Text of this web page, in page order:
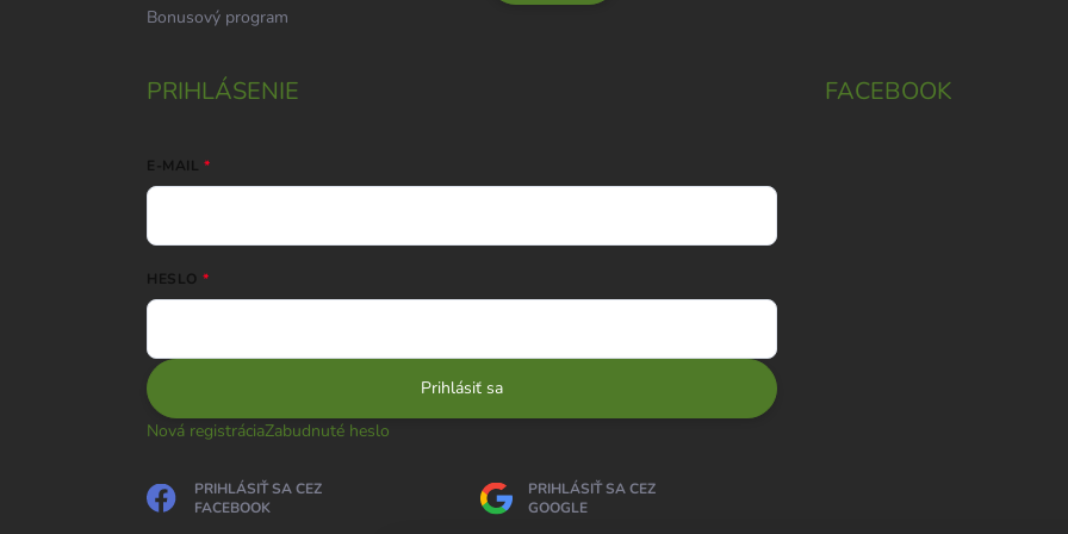
Bonusový program
PRIHLÁSENIE
E-MAIL
HESLO
Prihlásiť sa
Nová registráciaZabudnuté heslo
PRIHLÁSIŤ SA CEZ
FACEBOOK
PRIHLÁSIŤ SA CEZ
GOOGLE
FACEBOOK